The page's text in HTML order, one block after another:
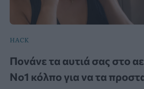
HACK
Πονάνε τα αυτιά σας στο
Νο1 κόλπο για να τα